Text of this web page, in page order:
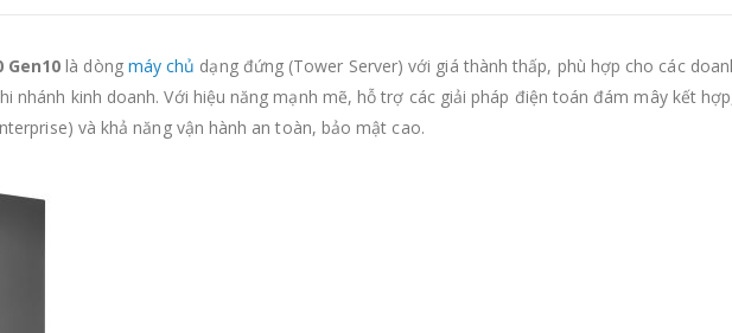
Gen10 là dòng máy chủ dạng đứng (Tower Server) với giá thành thấp, phù hợp cho các
nhánh kinh doanh. Với hiệu năng mạnh mẽ, hỗ trợ các giải pháp điện toán đám mây kết
và khả năng vận hành an toàn, bảo mật cao.